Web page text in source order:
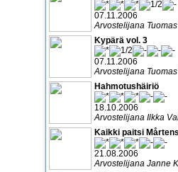
07.11.2006
Arvostelijana
Kypärä vol. 3
07.11.2006
Arvostelijana
Hahmotushäiriö
18.10.2006
Arvostelijana Ilkka
Kaikki paitsi
21.08.2006
Arvostelijana Janne